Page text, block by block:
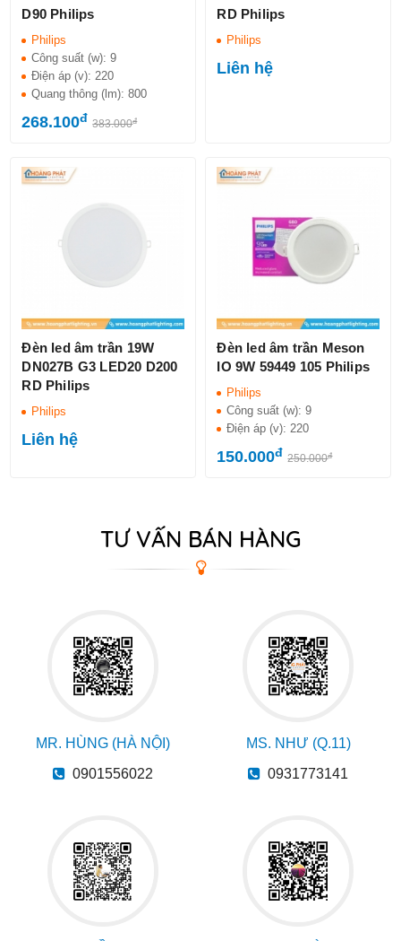
D90 Philips
Philips
Công suất (w):9
Điện áp (v):220
Quang thông (lm):800
268.100đ 383.000đ
RD Philips
Philips
Liên hệ
Đèn led âm trần 19W
DN027B G3 LED20 D200
RD Philips
Philips
Liên hệ
Đèn led âm trần Meson
IO 9W 59449 105 Philips
Philips
Công suất (w):9
Điện áp (v):220
150.000đ 250.000đ
TƯ VẤN BÁN HÀNG
MR. HÙNG (HÀ NỘI)
0901556022
MS. NHƯ (Q.11)
0931773141